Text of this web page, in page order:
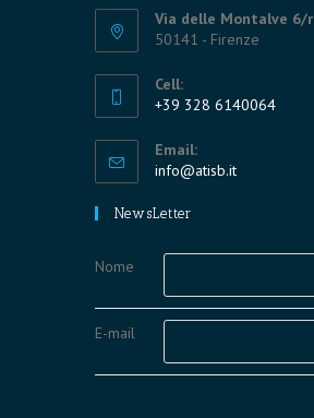
Via delle Montalve 6/r
50141 - Firenze
Cell:
+39 328 6140064
in
your
application
Email:
info@atisb.itOpens
NewsLetter
Nome
E-mail